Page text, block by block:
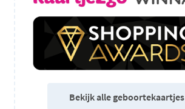
Bekijk alle geboortekaartjes